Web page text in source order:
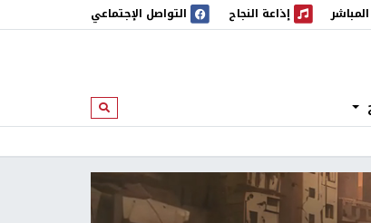
إذاعة النجاح
إذاعة النجاح التواصل الإجتماعي
ابحث